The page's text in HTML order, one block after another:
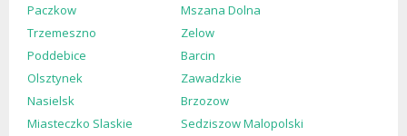
Paczkow
Mszana Dolna
Trzemeszno
Zelow
Poddebice
Barcin
Olsztynek
Zawadzkie
Nasielsk
Brzozow
Miasteczko Slaskie
Sedziszow Malopolski